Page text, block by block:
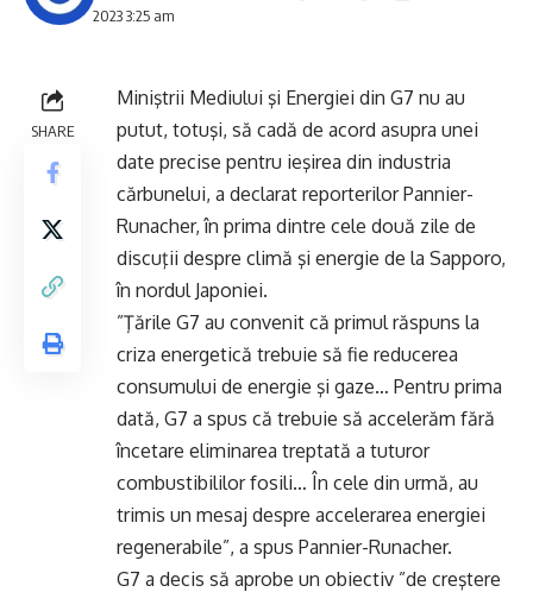
2023 3:25 am
SHARE
Miniştrii Mediului şi Energiei din G7 nu au
putut, totuşi, să cadă de acord asupra unei
date precise pentru ieşirea din industria
cărbunelui, a declarat reporterilor Pannier-
Runacher, în prima dintre cele două zile de
discuţii despre climă şi energie de la Sapporo,
în nordul Japoniei.
”Ţările G7 au convenit că primul răspuns la
criza energetică trebuie să fie reducerea
consumului de energie şi gaze… Pentru prima
dată, G7 a spus că trebuie să accelerăm fără
încetare eliminarea treptată a tuturor
combustibililor fosili… În cele din urmă, au
trimis un mesaj despre accelerarea energiei
regenerabile”, a spus Pannier-Runacher.
G7 a decis să aprobe un obiectiv ”de creştere